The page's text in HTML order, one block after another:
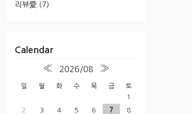
리뷰愛 (7)
Calendar
« 2026/08 »
일 월 화 수 목 금
토
1
2
3 4 5 6 7
8